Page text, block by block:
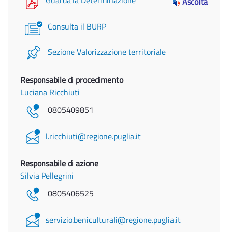
Consulta il BURP
Sezione Valorizzazione territoriale
Responsabile di procedimento
Luciana Ricchiuti
0805409851
l.ricchiuti@regione.puglia.it
Responsabile di azione
Silvia Pellegrini
0805406525
servizio.beniculturali@regione.puglia.it